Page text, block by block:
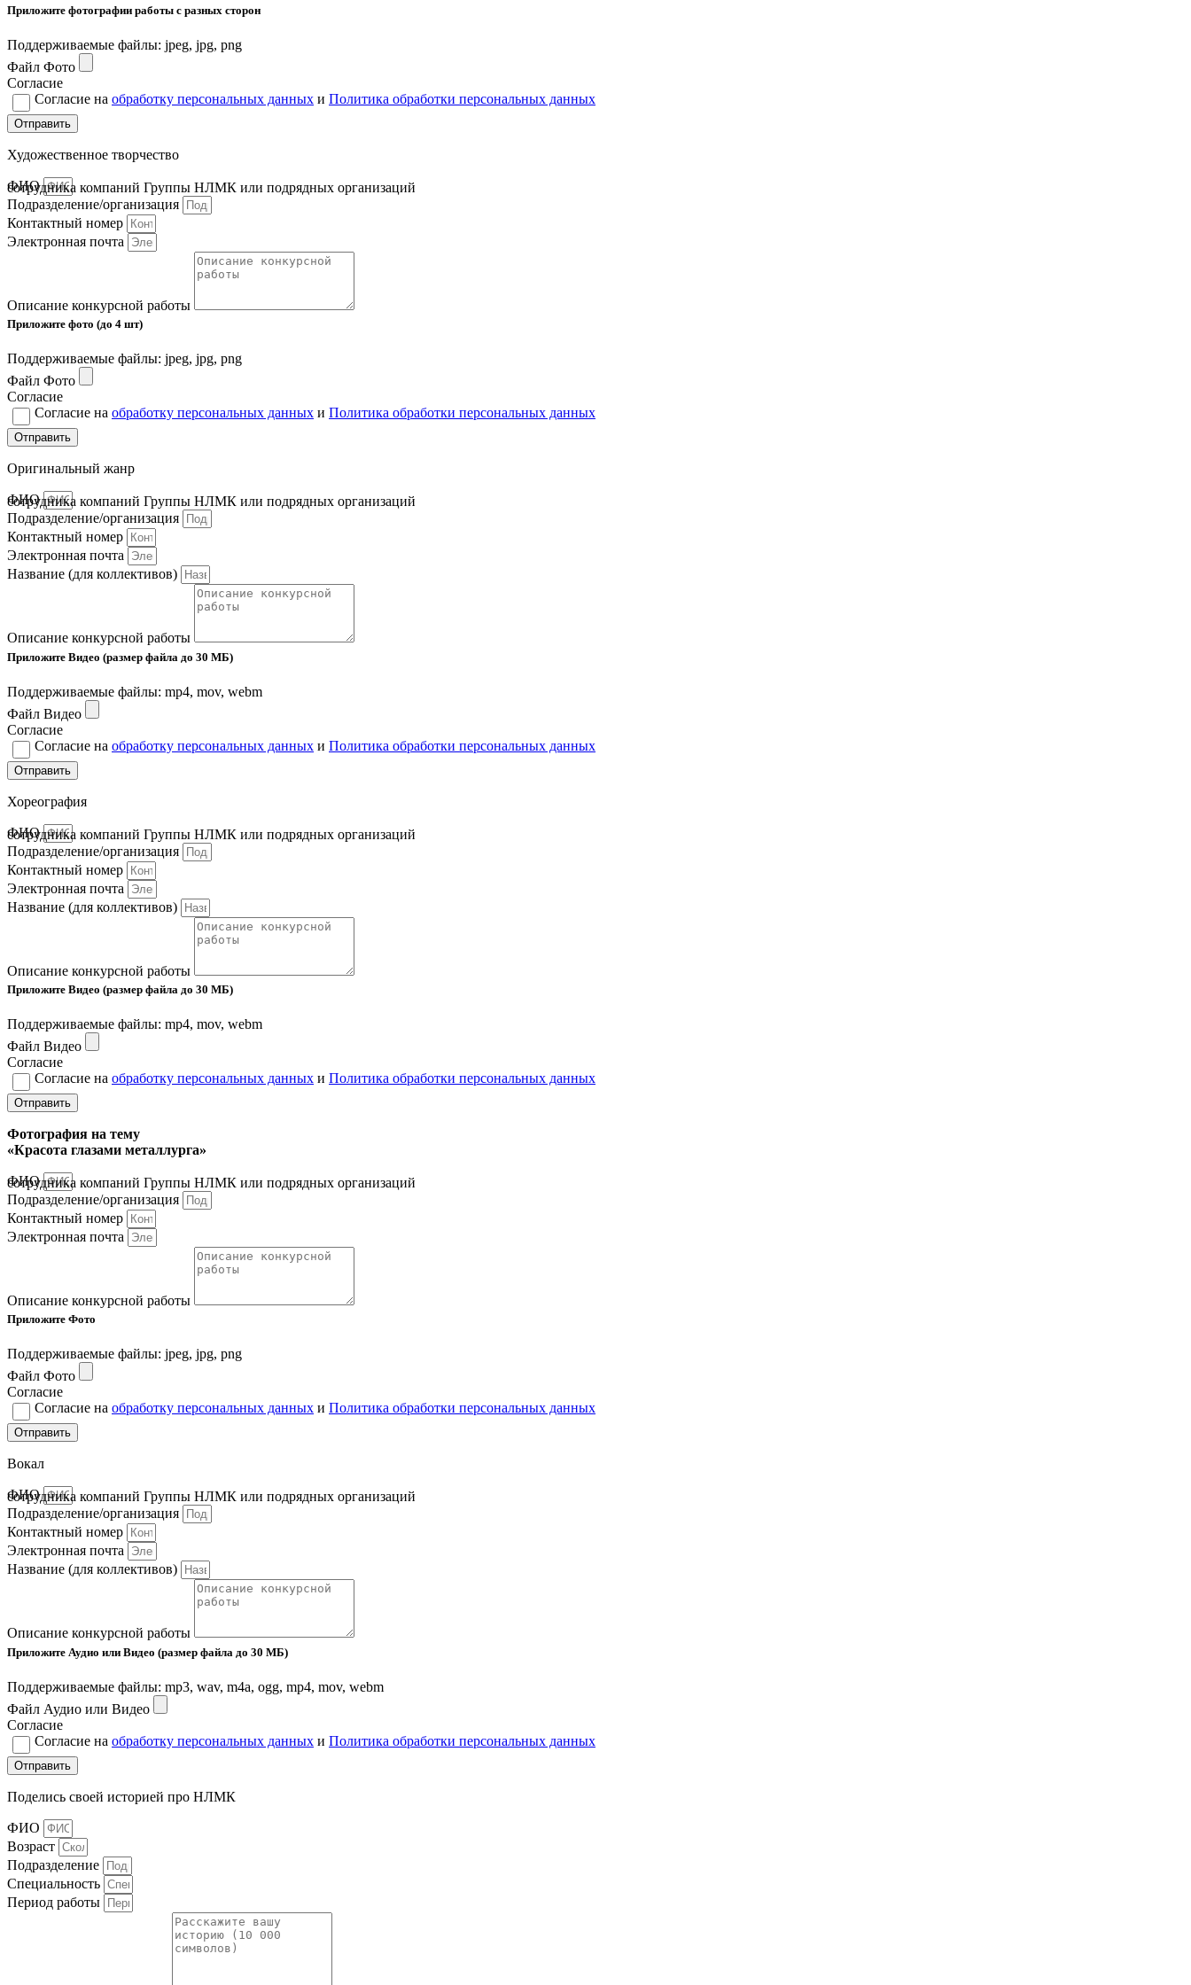
Приложите фотографии работы с разных сторон
Поддерживаемые файлы: jpeg, jpg, png
Файл Фото
Согласие
Согласие на обработку персональных данных и Политика обработки персональных данных
Отправить
Художественное творчество
ФИО
сотрудника компаний Группы НЛМК или подрядных организаций
Подразделение/организация
Контактный номер
Электронная почта
Описание конкурсной работы
Приложите фото (до 4 шт)
Поддерживаемые файлы: jpeg, jpg, png
Файл Фото
Согласие
Согласие на обработку персональных данных и Политика обработки персональных данных
Отправить
Оригинальный жанр
ФИО
сотрудника компаний Группы НЛМК или подрядных организаций
Подразделение/организация
Контактный номер
Электронная почта
Название (для коллективов)
Описание конкурсной работы
Приложите Видео (размер файла до 30 МБ)
Поддерживаемые файлы: mp4, mov, webm
Файл Видео
Согласие
Согласие на обработку персональных данных и Политика обработки персональных данных
Отправить
Хореография
ФИО
сотрудника компаний Группы НЛМК или подрядных организаций
Подразделение/организация
Контактный номер
Электронная почта
Название (для коллективов)
Описание конкурсной работы
Приложите Видео (размер файла до 30 МБ)
Поддерживаемые файлы: mp4, mov, webm
Файл Видео
Согласие
Согласие на обработку персональных данных и Политика обработки персональных данных
Отправить
Фотография на тему
«Красота глазами металлурга»
ФИО
сотрудника компаний Группы НЛМК или подрядных организаций
Подразделение/организация
Контактный номер
Электронная почта
Описание конкурсной работы
Приложите Фото
Поддерживаемые файлы: jpeg, jpg, png
Файл Фото
Согласие
Согласие на обработку персональных данных и Политика обработки персональных данных
Отправить
Вокал
ФИО
сотрудника компаний Группы НЛМК или подрядных организаций
Подразделение/организация
Контактный номер
Электронная почта
Название (для коллективов)
Описание конкурсной работы
Приложите Аудио или Видео (размер файла до 30 МБ)
Поддерживаемые файлы: mp3, wav, m4a, ogg, mp4, mov, webm
Файл Аудио или Видео
Согласие
Согласие на обработку персональных данных и Политика обработки персональных данных
Отправить
Поделись своей историей про НЛМК
ФИО
Возраст
Подразделение
Cпециальность
Период работы